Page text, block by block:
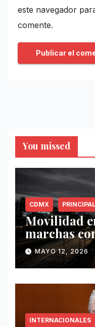
este navegador
comente.
You missed
CDMX PRINCIPAL
Movilidad
marchas
este 12 de
MAYO 12, 2026
INTERNACIONALES